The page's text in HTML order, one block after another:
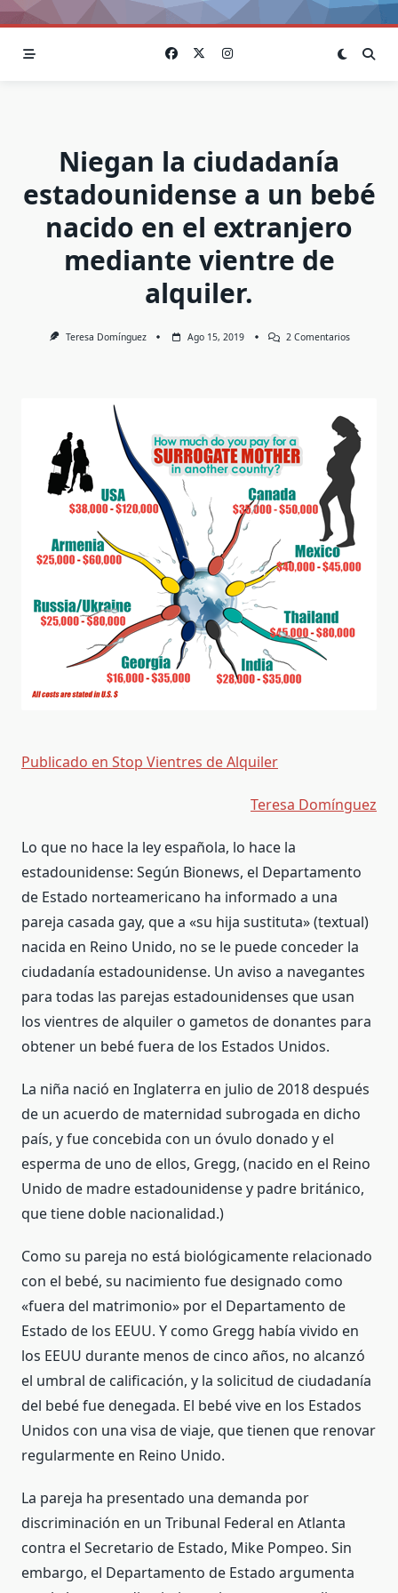
Niegan la ciudadanía
estadounidense a un bebé
nacido en el extranjero
mediante vientre de
alquiler.
Teresa Domínguez Ago 15, 2019 2 ComentariosEn
Bebé
Nacido
En
El
Extranjero
Mediante
Vientre
De
Alquiler.
Publicado en Stop Vientres de Alquiler
Teresa Domínguez
Lo que no hace la ley española, lo hace la
estadounidense: Según Bionews, el Departamento
de Estado norteamericano ha informado a una
pareja casada gay, que a «su hija sustituta» (textual)
nacida en Reino Unido, no se le puede conceder la
ciudadanía estadounidense. Un aviso a navegantes
para todas las parejas estadounidenses que usan
los vientres de alquiler o gametos de donantes para
obtener un bebé fuera de los Estados Unidos.
La niña nació en Inglaterra en julio de 2018 después
de un acuerdo de maternidad subrogada en dicho
país, y fue concebida con un óvulo donado y el
esperma de uno de ellos, Gregg, (nacido en el Reino
Unido de madre estadounidense y padre británico,
que tiene doble nacionalidad.)
Como su pareja no está biológicamente relacionado
con el bebé, su nacimiento fue designado como
«fuera del matrimonio» por el Departamento de
Estado de los EEUU. Y como Gregg había vivido en
los EEUU durante menos de cinco años, no alcanzó
el umbral de calificación, y la solicitud de ciudadanía
del bebé fue denegada. El bebé vive en los Estados
Unidos con una visa de viaje, que tienen que renovar
regularmente en Reino Unido.
La pareja ha presentado una demanda por
discriminación en un Tribunal Federal en Atlanta
contra el Secretario de Estado, Mike Pompeo. Sin
embargo, el Departamento de Estado argumenta